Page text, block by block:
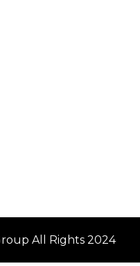
All Rights 2024